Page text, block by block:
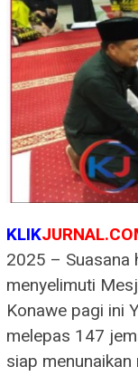
KLIK
2025 – Suasana
menyelimuti
Konawe pagi ini
melepas 147
siap